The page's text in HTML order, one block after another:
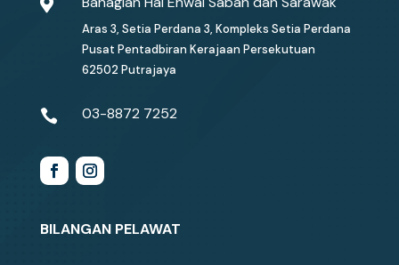

Aras 3, Setia Perdana 3, Kompleks Setia Perdana
Pusat Pentadbiran Kerajaan Persekutuan
62502 Putrajaya
 03-8872 7252
BILANGAN PELAWAT